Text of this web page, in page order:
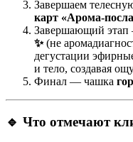
Завершаем
карт «Арома-
Завершающий
✨(не
дегустации
и тело, создавая
Финал — чашка
🔹 Что отмечают